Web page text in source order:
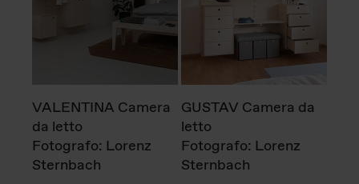
VALENTINA Camera
da letto
Fotografo: Lorenz
Sternbach
GUSTAV Camera da
letto
Fotografo: Lorenz
Sternbach